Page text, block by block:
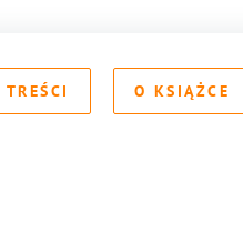
O KSIĄŻCE